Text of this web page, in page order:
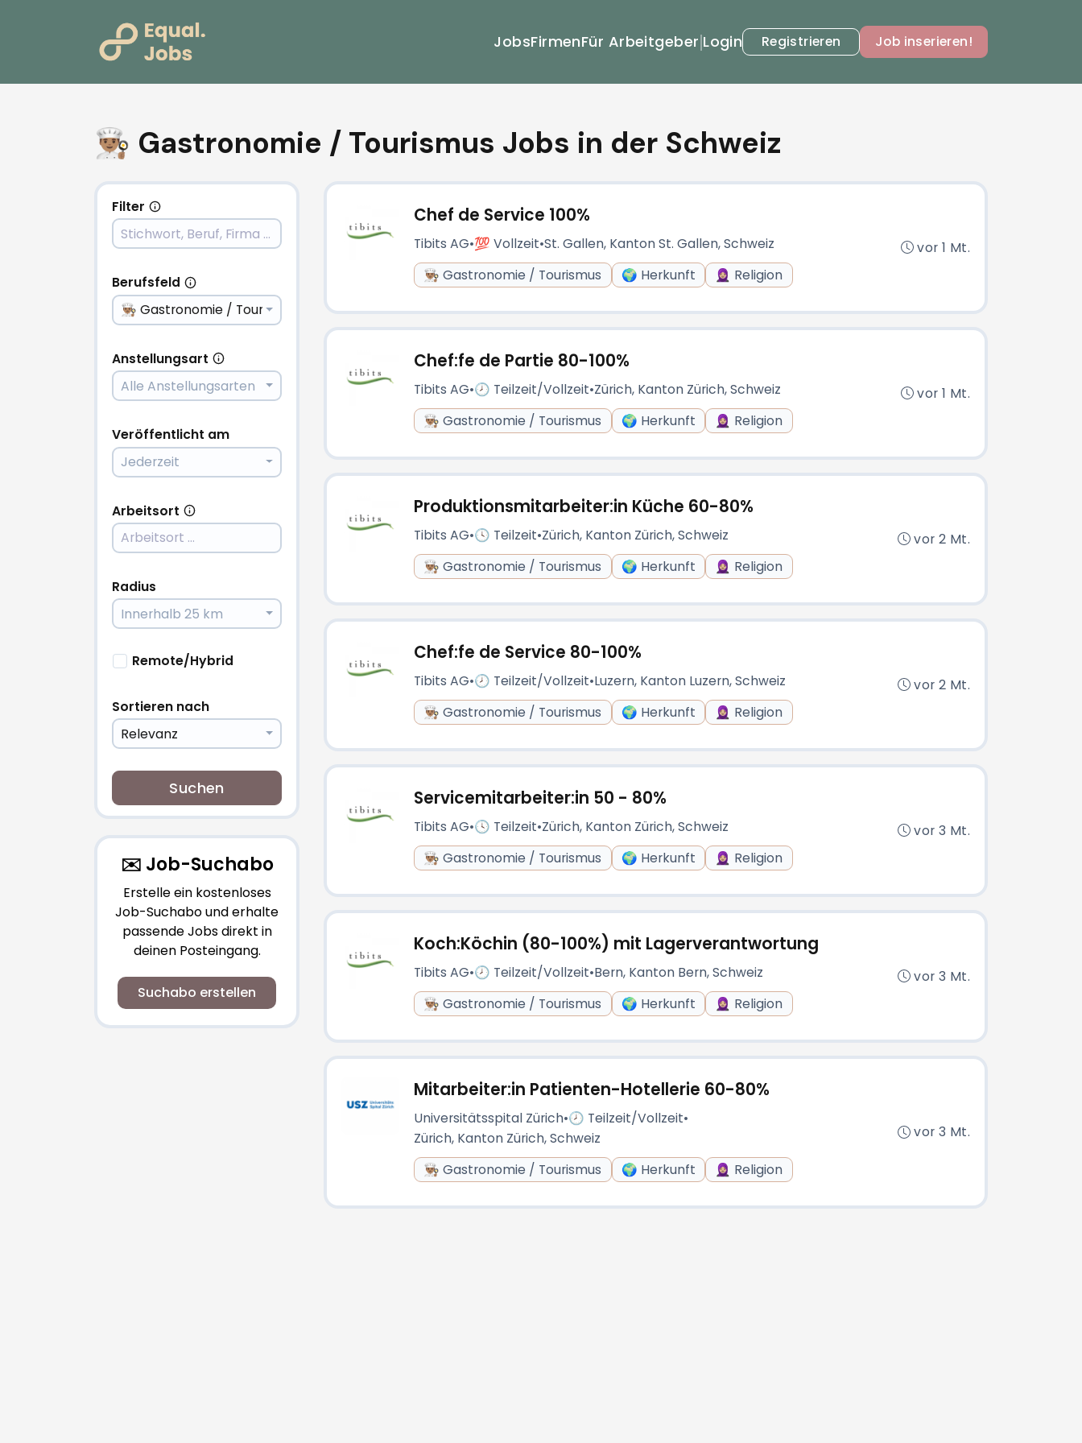
JobsFirmenFür Arbeitgeber Login Registrieren Job inserieren!
👨🏽‍🍳 Gastronomie / Tourismus Jobs in der Schweiz
Chef de Service 100%
Tibits AG•💯 Vollzeit•St. Gallen, Kanton St. Gallen, Schweiz
👨🏽‍🍳 Gastronomie / Tourismus
🌍 Herkunft 🧕🏼 Religion
vor 1 Mt.
Chef:fe de Partie 80-100%
Tibits AG•🕗 Teilzeit/Vollzeit•Zürich, Kanton Zürich, Schweiz
👨🏽‍🍳 Gastronomie / Tourismus
🌍 Herkunft 🧕🏼 Religion
vor 1 Mt.
Produktionsmitarbeiter:in Küche 60-80%
Tibits AG•🕓 Teilzeit•Zürich, Kanton Zürich, Schweiz
👨🏽‍🍳 Gastronomie / Tourismus
🌍 Herkunft 🧕🏼 Religion
vor 2 Mt.
Chef:fe de Service 80-100%
Tibits AG•🕗 Teilzeit/Vollzeit•Luzern, Kanton Luzern, Schweiz
👨🏽‍🍳 Gastronomie / Tourismus
🌍 Herkunft 🧕🏼 Religion
vor 2 Mt.
Servicemitarbeiter:in 50 - 80%
Tibits AG•🕓 Teilzeit•Zürich, Kanton Zürich, Schweiz
👨🏽‍🍳 Gastronomie / Tourismus
🌍 Herkunft 🧕🏼 Religion
vor 3 Mt.
Koch:Köchin (80-100%) mit Lagerverantwortung
Tibits AG•🕗 Teilzeit/Vollzeit•Bern, Kanton Bern, Schweiz
👨🏽‍🍳 Gastronomie / Tourismus
🌍 Herkunft 🧕🏼 Religion
vor 3 Mt.
Mitarbeiter:in Patienten-Hotellerie 60-80%
Universitätsspital Zürich•🕗 Teilzeit/Vollzeit•
Zürich, Kanton Zürich, Schweiz
👨🏽‍🍳 Gastronomie / Tourismus
🌍 Herkunft 🧕🏼 Religion
vor 3 Mt.
Filter
Berufsfeld
👨🏽‍🍳 Gastronomie / Tourismus
Anstellungsart
Alle Anstellungsarten
Veröffentlicht am
Jederzeit
Arbeitsort
Radius
Innerhalb 25 km
Remote/Hybrid
Sortieren nach
Relevanz
Suchen
✉️ Job-Suchabo
Erstelle ein kostenloses
Job-Suchabo und erhalte
passende Jobs direkt in
deinen Posteingang.
Suchabo erstellen